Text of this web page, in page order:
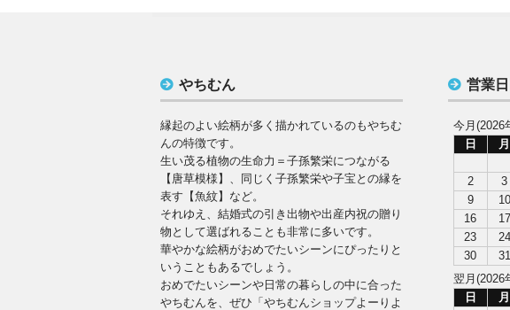
やちむん
縁起のよい絵柄が多く描かれているのもやちむ
んの特徴です。
生い茂る植物の生命力＝子孫繁栄につながる
【唐草模様】、同じく子孫繁栄や子宝との縁を
表す【魚紋】など。
それゆえ、結婚式の引き出物や出産内祝の贈り
物として選ばれることも非常に多いです。
華やかな絵柄がおめでたいシーンにぴったりと
いうこともあるでしょう。
おめでたいシーンや日常の暮らしの中に合った
やちむんを、ぜひ「やちむんショップよーりよ
営業
今月(2026
日
月
2
3
9
10
16
17
23
24
30
31
翌月(2026
日
月